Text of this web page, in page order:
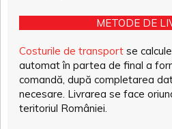
METODE DE
Costurile de transport se
automat în partea de final a
comandă, după completarea
necesare. Livrarea se face
teritoriul României.